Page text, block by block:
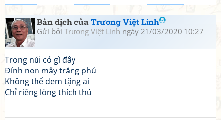
Bản dịch củaTrương Việt Linh
Gửi bởi Trương Việt Linh ngày 21/03/2020 10:27
Trong núi có gì đây
Đỉnh non mây trắng phủ
Không thể đem tặng ai
Chỉ riêng lòng thích thú